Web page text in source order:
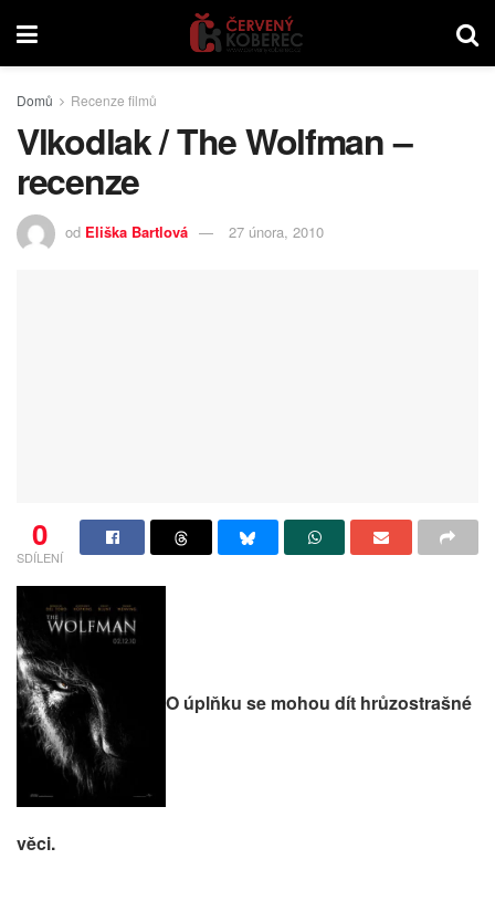
Domů Recenze filmů
Vlkodlak / The Wolfman –
recenze
od Eliška Bartlová 27 února, 2010
0
SDÍLENÍ
O úplňku se mohou dít hrůzostrašné
věci.